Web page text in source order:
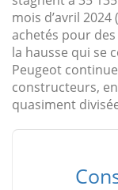
mois d’avril
achetés pour
la hausse qui se
Peugeot
constructeurs,
quasiment